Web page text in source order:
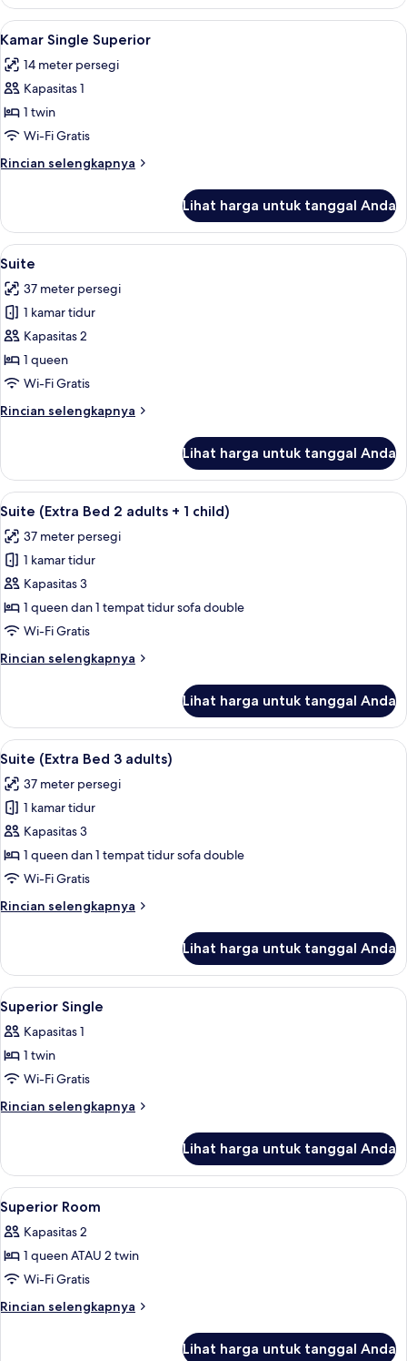
Junior
(Extra
3
adults)
Lihat
semua
foto
untuk
Kamar
Single
Superior
Kamar Single Superior | Minibar,
7
Kamar Single Superior
14 meter persegi
Kapasitas 1
1 twin
Wi-Fi Gratis
Rincian selengkapnya
Rincian
Kamar
Single
Superior
Lihat harga untuk tanggal Anda
Lihat
semua
foto
untuk
Suite
Minibar, brankas, meja kerja, dan
11
Suite
37 meter persegi
1 kamar tidur
Kapasitas 2
1 queen
Wi-Fi Gratis
Rincian selengkapnya
Rincian
Suite
Lihat harga untuk tanggal Anda
Lihat
semua
foto
untuk
Suite
(Extra
Bed
adults
child)
Minibar, brankas, meja kerja, dan
11
Suite (Extra Bed 2 adults + 1 child)
37 meter persegi
1 kamar tidur
Kapasitas 3
1 queen dan 1 tempat tidur sofa double
Wi-Fi Gratis
Rincian selengkapnya
Rincian
Suite
(Extra
Bed
adults
+
child)
Lihat harga untuk tanggal Anda
Lihat
semua
foto
untuk
Suite
(Extra
Bed
adults)
Minibar, brankas, meja kerja, dan
11
Suite (Extra Bed 3 adults)
37 meter persegi
1 kamar tidur
Kapasitas 3
1 queen dan 1 tempat tidur sofa double
Wi-Fi Gratis
Rincian selengkapnya
Rincian
Suite
(Extra
Bed
adults)
Lihat harga untuk tanggal Anda
Lihat
semua
foto
untuk
Superior
Single
Minibar, brankas, meja kerja, dan
6
Superior Single
Kapasitas 1
1 twin
Wi-Fi Gratis
Rincian selengkapnya
Rincian
Superior
Single
Lihat harga untuk tanggal Anda
Lihat
semua
foto
untuk
Superior
Room
Minibar, brankas, meja kerja, dan
4
Superior Room
Kapasitas 2
1 queen ATAU 2 twin
Wi-Fi Gratis
Rincian selengkapnya
Rincian
Lihat harga untuk tanggal Anda